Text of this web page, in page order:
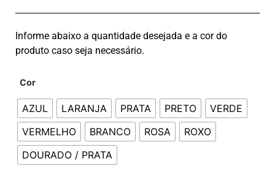
Informe abaixo a quantidade desejada e a cor do
produto caso seja necessário.
Cor
AZUL LARANJA PRATA PRETO
VERDE
VERMELHO
BRANCO ROSA
ROXO
DOURADO / PRATA